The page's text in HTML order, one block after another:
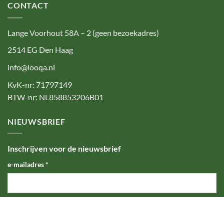
CONTACT
Lange Voorhout 58A – 2 (geen bezoekadres)
2514 EG Den Haag
info@looqa.nl
KvK-nr: 71797149
BTW-nr: NL858853206B01
NIEUWSBRIEF
Inschrijven voor de nieuwsbrief
e-mailadres*